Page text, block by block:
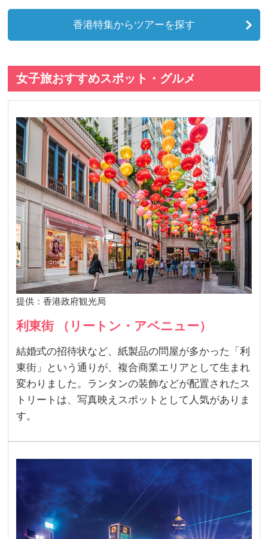
香港特集からツアーを探す
女子旅おすすめスポット・グルメ
提供：香港政府観光局
利東街 （リートン・アベニュー）
結婚式の招待状など、紙製品の問屋が多かった「利
東街」という通りが、複合商業エリアとして生まれ
変わりました。ランタンの装飾などが配置されたス
トリートは、写真映えスポットとして人気がありま
す。